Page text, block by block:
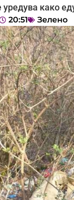
уредува како
20:51 Зелено